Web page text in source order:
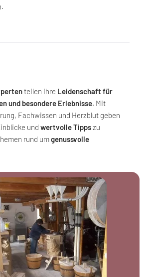
teilen ihre Leidenschaft für
und besondere Erlebnisse. Mit
Fachwissen und Herzblut geben
und wertvolle Tippszu
rund umgenussvolle